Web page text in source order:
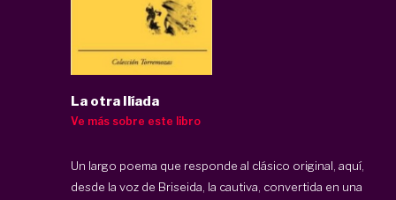
La otra Ilíada
Ve más sobre este libro
Un largo poema que responde al clásico original, aquí,
desde la voz de Briseida, la cautiva, convertida en una